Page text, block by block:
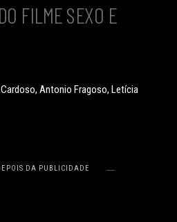
DO FILME SEXO E
Antonio Fragoso, Letícia